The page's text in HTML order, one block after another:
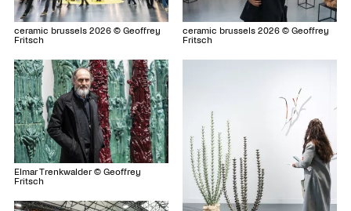
ceramic brussels 2026 © Geoffrey
Fritsch
ceramic brussels 2026 © Geoffrey
Fritsch
Elmar Trenkwalder © Geoffrey
Fritsch